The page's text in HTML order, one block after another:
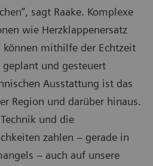
sagt Raake. Komplexe
wie Herzklappenersatz
mithilfe der Echtzeit
und gesteuert
Ausstattung ist das
Region und darüber hinaus.
und die
zahlen – gerade in
– auch auf unsere